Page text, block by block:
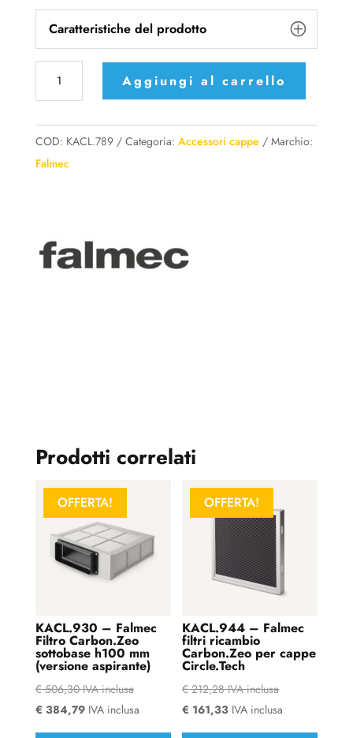
Caratteristiche del prodotto
raccordo
per
quantità
Aggiungi al carrello
COD: KACL.789 Categoria: Accessori cappe
Marchio:
Falmec
Prodotti correlati
OFFERTA!
KACL.930 – Falmec
Filtro Carbon.Zeo
sottobase h100 mm
(versione aspirante)
€506,30 IVA inclusa
€ 384,79 IVA inclusa
OFFERTA!
KACL.944 – Falmec
filtri ricambio
Carbon.Zeo per cappe
Circle.Tech
€212,28 IVA inclusa
€ 161,33 IVA inclusa